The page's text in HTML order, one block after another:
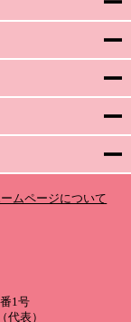
ムページについて
1号
表）